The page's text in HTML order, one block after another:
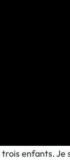
enfants.